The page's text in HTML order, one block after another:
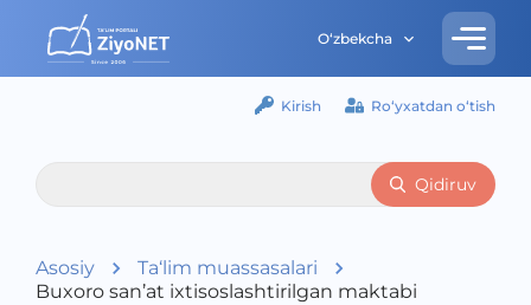
O‘zbekcha
Kirish Ro‘yxatdan o‘tish
Qidiruv
Asosiy
Ta‘lim muassasalari
Buxoro san’at ixtisoslashtirilgan maktabi